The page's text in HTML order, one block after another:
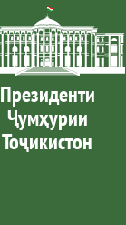
Президенти
Ҷумҳурии
Тоҷикистон